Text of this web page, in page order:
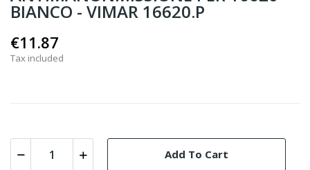
BIANCO - VIMAR 16620.P
€11.87
Tax included
Add To Cart